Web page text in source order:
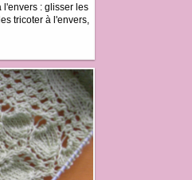
l'envers : glisser les
tricoter à l'envers,